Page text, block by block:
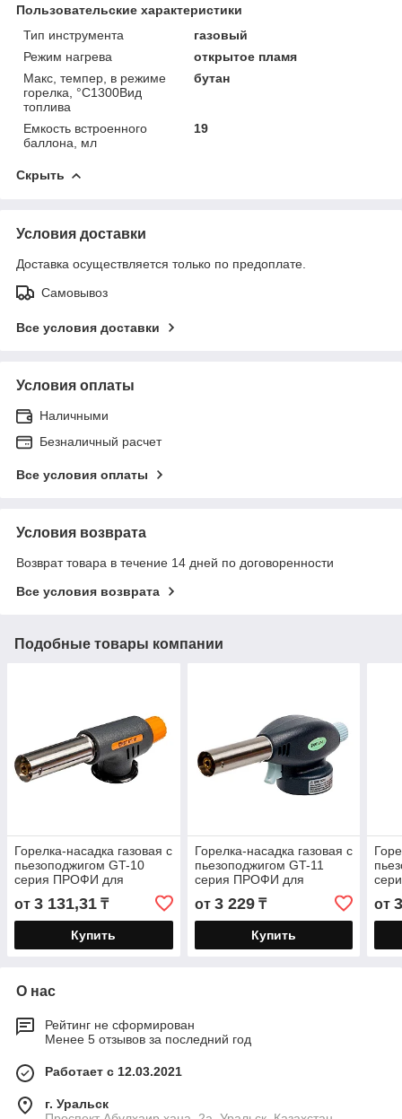
Пользовательские характеристики
Тип инструмента
газовый
Режим нагрева
открытое пламя
Макс, темпер, в режиме
горелка, °С1300Вид
топлива
бутан
Емкость встроенного
баллона, мл
19
Скрыть
Условия доставки
Доставка осуществляется только по предоплате.
Самовывоз
Все условия доставки
Условия оплаты
Наличными
Безналичный расчет
Все условия оплаты
Условия возврата
Возврат товара в течение 14 дней по договоренности
Все условия возврата
Подобные товары компании
Горелка-насадка газовая с
пьезоподжигом GT-10
серия ПРОФИ для
газовых баллонов с
цанговым соединением
от 3 131,31 ₸
Купить
Горелка-насадка газовая с
пьезоподжигом GT-11
серия ПРОФИ для
газовых баллонов с
цанговым соединением
от 3 229₸
Купить
от
О нас
Рейтинг не сформирован
Менее 5 отзывов за последний год
Работает с 12.03.2021
г. Уральск